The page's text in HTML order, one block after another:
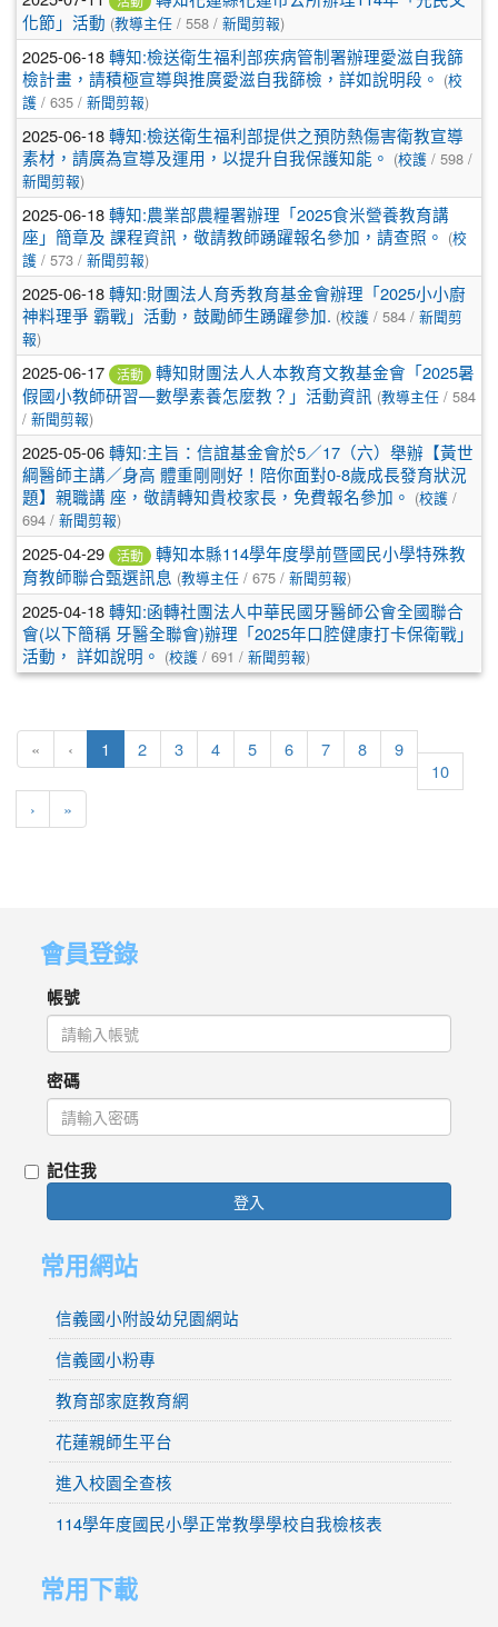
化節」活動 (教導主任 / 558 / 新聞剪報)
2025-06-18轉知:檢送衛生福利部疾病管制署辦理愛滋自我篩
檢計畫，請積極宣導與推廣愛滋自我篩檢，詳如說明段。 (校
護 / 635 / 新聞剪報)
2025-06-18轉知:檢送衛生福利部提供之預防熱傷害衛教宣導
素材，請廣為宣導及運用，以提升自我保護知能。 (校護 / 598 /
新聞剪報)
2025-06-18轉知:農業部農糧署辦理「2025食米營養教育講
座」簡章及 課程資訊，敬請教師踴躍報名參加，請查照。 (校
護 / 573 / 新聞剪報)
2025-06-18轉知:財團法人育秀教育基金會辦理「2025小小廚
神料理爭 霸戰」活動，鼓勵師生踴躍參加. (校護 / 584 / 新聞剪
報)
2025-06-17 活動
轉知財團法人人本教育文教基金會「2025暑
假國小教師研習—數學素養怎麼教？」活動資訊 (教導主任 / 584
/ 新聞剪報)
2025-05-06轉知:主旨：信誼基金會於5／17（六）舉辦【黃世
綱醫師主講／身高 體重剛剛好！陪你面對0-8歲成長發育狀況
題】親職講 座，敬請轉知貴校家長，免費報名參加。 (校護 /
694 / 新聞剪報)
2025-04-29 活動
轉知本縣114學年度學前暨國民小學特殊教
育教師聯合甄選訊息 (教導主任 / 675 / 新聞剪報)
2025-04-18轉知:函轉社團法人中華民國牙醫師公會全國聯合
會(以下簡稱 牙醫全聯會)辦理「2025年口腔健康打卡保衛戰」
活動， 詳如說明。 (校護 / 691 / 新聞剪報)
« ‹ 1 (目前頁次)
2 3 4 5 6 7 8
9
10
› 下一頁
»
會員登錄
帳號
密碼
記住我
登入
常用網站
信義國小附設幼兒園網站
信義國小粉專
教育部家庭教育網
花蓮親師生平台
進入校園全查核
114學年度國民小學正常教學學校自我檢核表
常用下載